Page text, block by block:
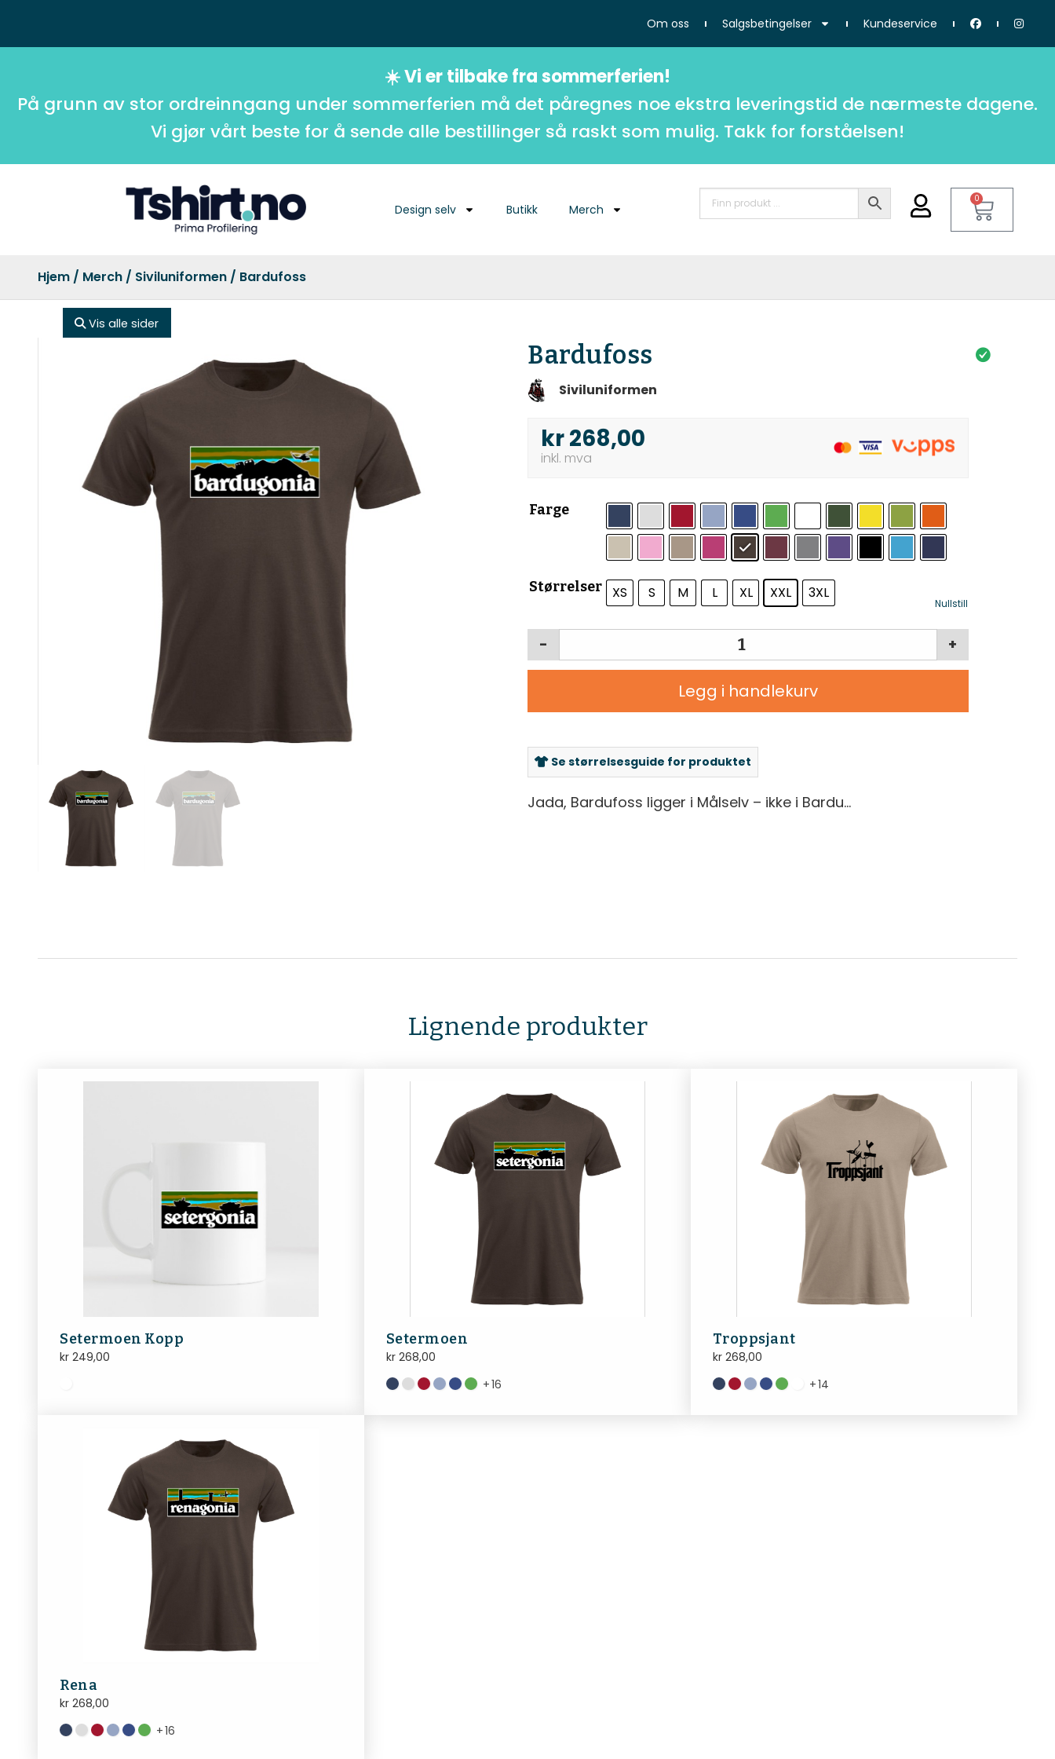
Om oss Salgsbetingelser Kundeservice
☀️ Vi er tilbake fra sommerferien!
På grunn av stor ordreinngang under sommerferien må det påregnes noe ekstra leveringstid de nærmeste dagene.
Vi gjør vårt beste for å sende alle bestillinger så raskt som mulig. Takk for forståelsen!
Design selv Butikk Merch
0
Hjem / Merch / Siviluniformen / Bardufoss
Vis alle sider
Bardufoss
Siviluniformen
kr268,00
Farge
Størrelser XS S M L XL XXL 3XL
Nullstill
+
-
Legg i handlekurv
Se størrelsesguide for produktet
Jada, Bardufoss ligger i Målselv – ikke i Bardu…
Lignende produkter
Setermoen Kopp
kr 249,00
Setermoen
kr268,00
+16
Troppsjant
kr268,00
+14
Rena
kr 268,00
+16